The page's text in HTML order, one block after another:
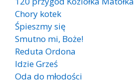
Chory kotek
Śpieszmy się
Smutno mi, Boże!
Reduta Ordona
Idzie Grześ
Oda do młodości